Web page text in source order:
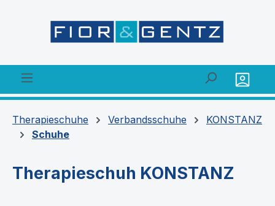
Therapieschuhe Verbandsschuhe
KONSTANZ
Schuhe
Therapieschuh KONSTANZ